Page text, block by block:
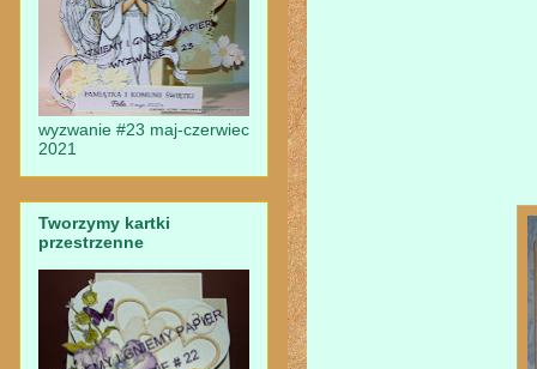
wyzwanie #23 maj-czerwiec
2021
Tworzymy kartki
przestrzenne